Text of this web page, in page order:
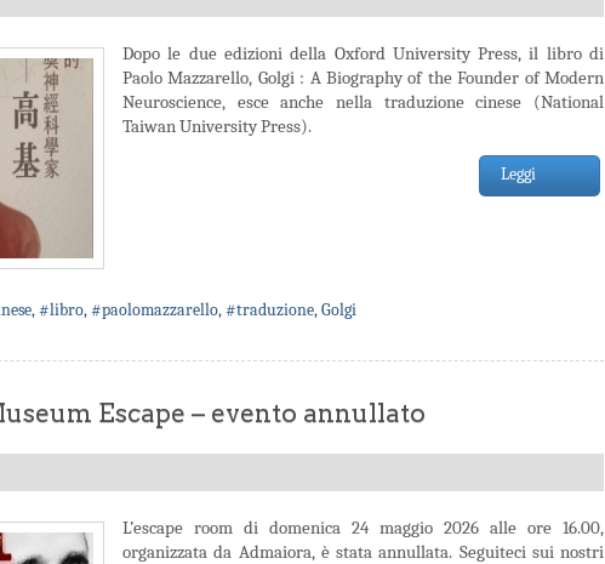
Dopo le due edizioni della Oxford University Press, il libro di
Paolo Mazzarello, Golgi : A Biography of the Founder of Modern
Neuroscience, esce anche nella traduzione cinese (National
Taiwan University Press).
Leggi
,#libro,#paolomazzarello,#traduzione,Golgi
Escape – evento annullato
L’escape room di domenica 24 maggio 2026 alle ore 16.00,
organizzata da Admaiora, è stata annullata. Seguiteci sui nostri